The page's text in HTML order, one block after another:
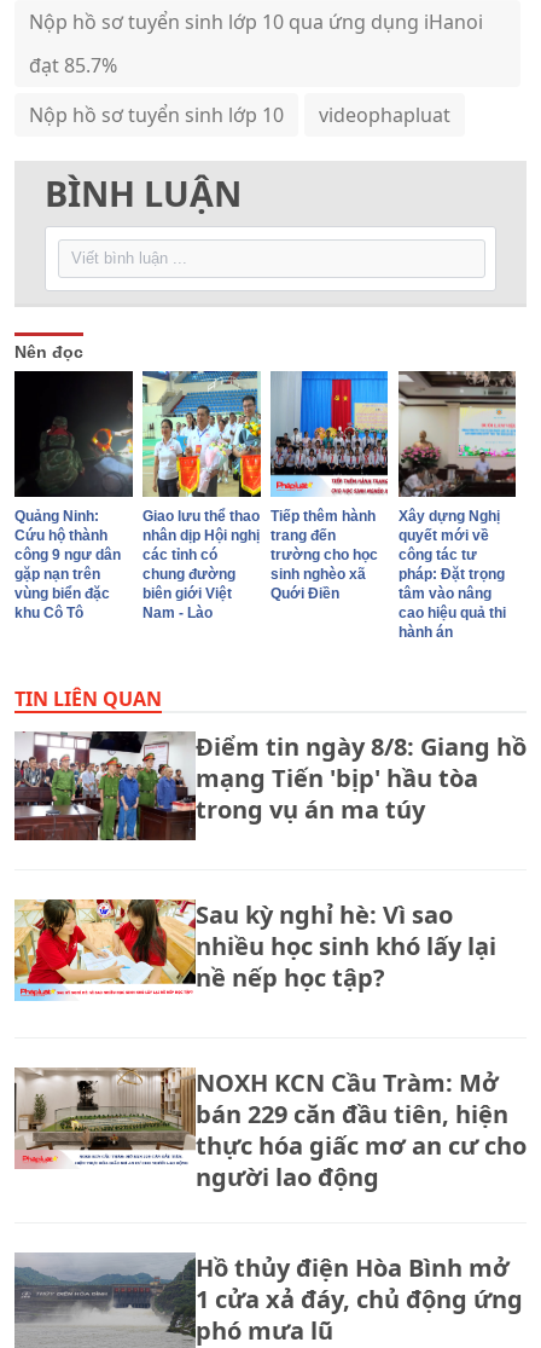
Nộp hồ sơ tuyển sinh lớp 10 qua ứng dụng iHanoi
đạt 85.7%
Nộp hồ sơ tuyển sinh lớp 10
videophapluat
BÌNH LUẬN
Nên đọc
Quảng Ninh:
Cứu hộ thành
công 9 ngư dân
gặp nạn trên
vùng biển đặc
khu Cô Tô
Giao lưu thể thao
nhân dịp Hội nghị
các tỉnh có
chung đường
biên giới Việt
Nam - Lào
Tiếp thêm hành
trang đến
trường cho học
sinh nghèo xã
Quới Điền
Xây dựng Nghị
quyết mới về
công tác tư
pháp: Đặt trọng
tâm vào nâng
cao hiệu quả thi
hành án
TIN LIÊN QUAN
Điểm tin ngày 8/8: Giang hồ
mạng Tiến 'bịp' hầu tòa
trong vụ án ma túy
Sau kỳ nghỉ hè: Vì sao
nhiều học sinh khó lấy lại
nề nếp học tập?
NOXH KCN Cầu Tràm: Mở
bán 229 căn đầu tiên, hiện
thực hóa giấc mơ an cư cho
người lao động
Hồ thủy điện Hòa Bình mở
1 cửa xả đáy, chủ động ứng
phó mưa lũ